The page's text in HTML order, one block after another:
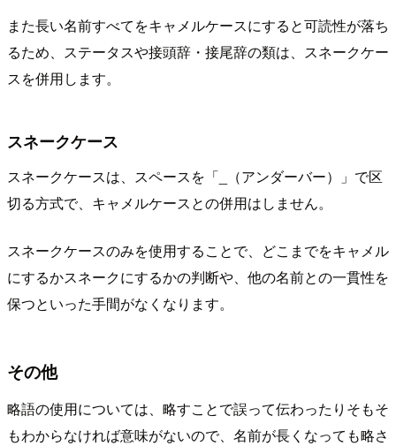
また長い名前すべてをキャメルケースにすると可読性が落ち
るため、ステータスや接頭辞・接尾辞の類は、スネークケー
スを併用します。
スネークケース
スネークケースは、スペースを「_（アンダーバー）」で区
切る方式で、キャメルケースとの併用はしません。
スネークケースのみを使用することで、どこまでをキャメル
にするかスネークにするかの判断や、他の名前との一貫性を
保つといった手間がなくなります。
その他
略語の使用については、略すことで誤って伝わったりそもそ
もわからなければ意味がないので、名前が長くなっても略さ